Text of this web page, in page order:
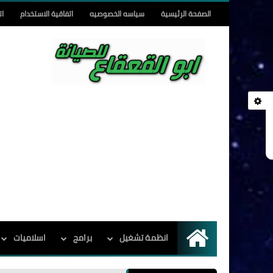
الصفحة الرئيسية سياسه الخصوصيه اتفاقية الاستخدام
الرئيسية
انظمة تشغيل برامج اسلاميات